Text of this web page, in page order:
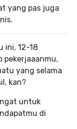
yang pas juga
ini, 12-18
pekerjaaanmu,
yang selama
kan?
untuk
di